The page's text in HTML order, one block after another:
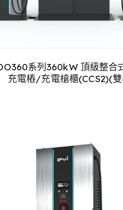
系列360kW 頂級整合
充電樁/充電槍櫃(CCS2)(